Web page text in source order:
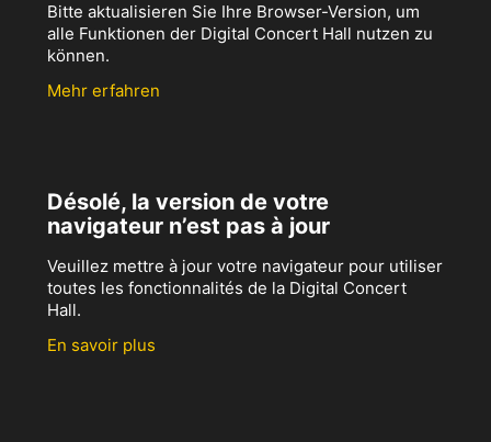
Bitte aktualisieren Sie Ihre Browser-Version, um
alle Funktionen der Digital Concert Hall nutzen zu
können.
Mehr erfahren
Désolé, la version de votre
navigateur n’est pas à jour
Veuillez mettre à jour votre navigateur pour utiliser
toutes les fonctionnalités de la Digital Concert
Hall.
En savoir plus